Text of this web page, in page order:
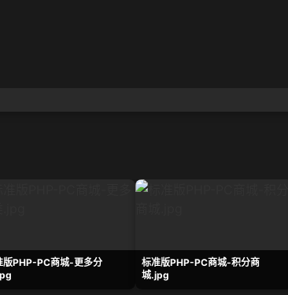
版PHP-PC商城-更多分
标准版PHP-PC商城-积分商
城.jpg